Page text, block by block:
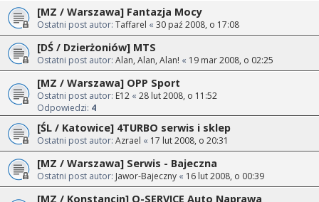
[MZ / Warszawa] Fantazja Mocy
Ostatni post autor: Taffarel « 30 paź 2008, o 17:08
[DŚ / Dzierżoniów] MTS
Ostatni post autor: Alan, Alan, Alan! « 19 mar 2008, o 02:25
[MZ / Warszawa] OPP Sport
Ostatni post autor: E12 « 28 lut 2008, o 11:52
Odpowiedzi: 4
[ŚL / Katowice] 4TURBO serwis i sklep
Ostatni post autor: Azrael « 17 lut 2008, o 20:31
[MZ / Warszawa] Serwis - Bajeczna
Ostatni post autor: Jawor-Bajeczny « 16 lut 2008, o 00:39
[MZ / Konstancin] Q-SERVICE Auto Naprawa